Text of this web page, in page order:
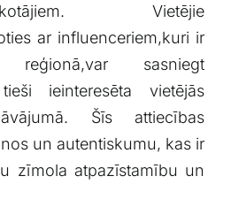
Vietējie
ar influenceriem,kuri ir
sasniegt
ieinteresēta ⁢vietējās
Šīs attiecības
un autentiskumu, kas ir
zīmola ⁢atpazīstamību un